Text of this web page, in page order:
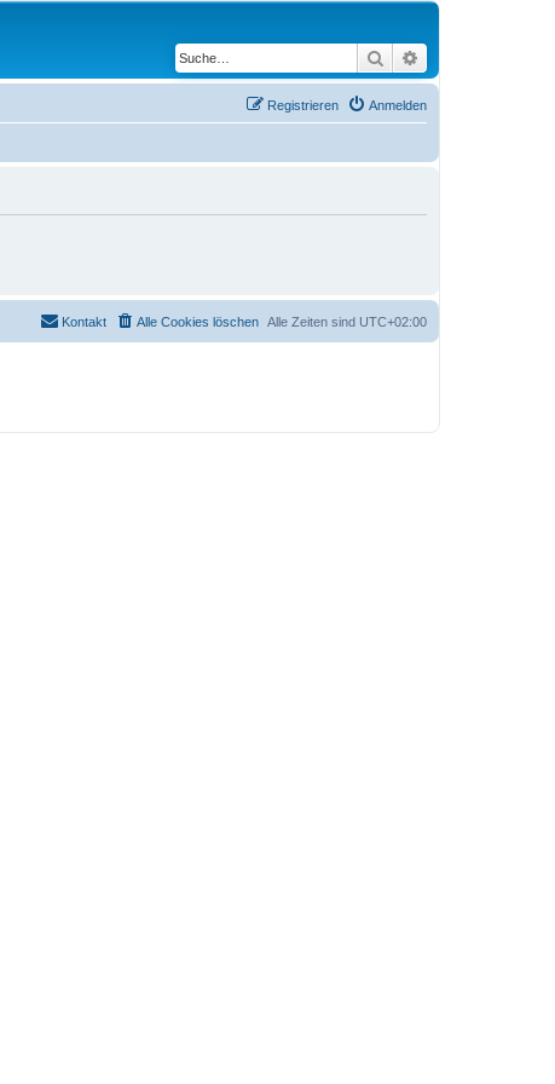
Suche
Anmelden
Registrieren
Alle Zeiten sind UTC+02:00
Alle Cookies löschen
Kontakt